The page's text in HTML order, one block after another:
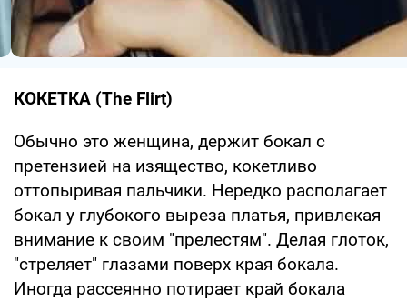
КОКЕТКА (The Flirt)
Обычно это женщина, держит бокал с
претензией на изящество, кокетливо
оттопыривая пальчики. Нередко располагает
бокал у глубокого выреза платья, привлекая
внимание к своим "прелестям". Делая глоток,
"стреляет" глазами поверх края бокала.
Иногда рассеянно потирает край бокала